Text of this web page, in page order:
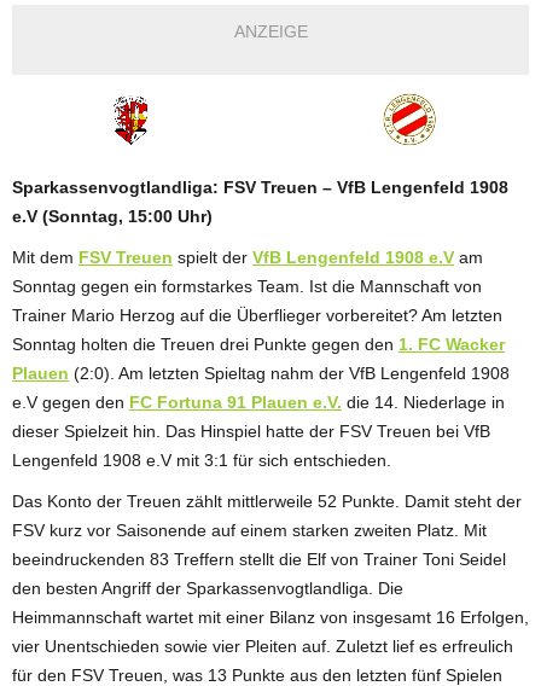
ANZEIGE
Sparkassenvogtlandliga: FSV Treuen – VfB Lengenfeld 1908
e.V (Sonntag, 15:00 Uhr)
Mit dem FSV Treuen spielt der VfB Lengenfeld 1908 e.V am
Sonntag gegen ein formstarkes Team. Ist die Mannschaft von
Trainer Mario Herzog auf die Überflieger vorbereitet? Am letzten
Sonntag holten die Treuen drei Punkte gegen den 1. FC Wacker
Plauen (2:0). Am letzten Spieltag nahm der VfB Lengenfeld 1908
e.V gegen den FC Fortuna 91 Plauen e.V. die 14. Niederlage in
dieser Spielzeit hin. Das Hinspiel hatte der FSV Treuen bei VfB
Lengenfeld 1908 e.V mit 3:1 für sich entschieden.
Das Konto der Treuen zählt mittlerweile 52 Punkte. Damit steht der
FSV kurz vor Saisonende auf einem starken zweiten Platz. Mit
beeindruckenden 83 Treffern stellt die Elf von Trainer Toni Seidel
den besten Angriff der Sparkassenvogtlandliga. Die
Heimmannschaft wartet mit einer Bilanz von insgesamt 16 Erfolgen,
vier Unentschieden sowie vier Pleiten auf. Zuletzt lief es erfreulich
für den FSV Treuen, was 13 Punkte aus den letzten fünf Spielen